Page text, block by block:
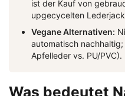
ist der Kauf von
upgecycelten
Vegane Alternativen:
automatisch
Apfelleder vs. PU/PVC).
Was bedeutet